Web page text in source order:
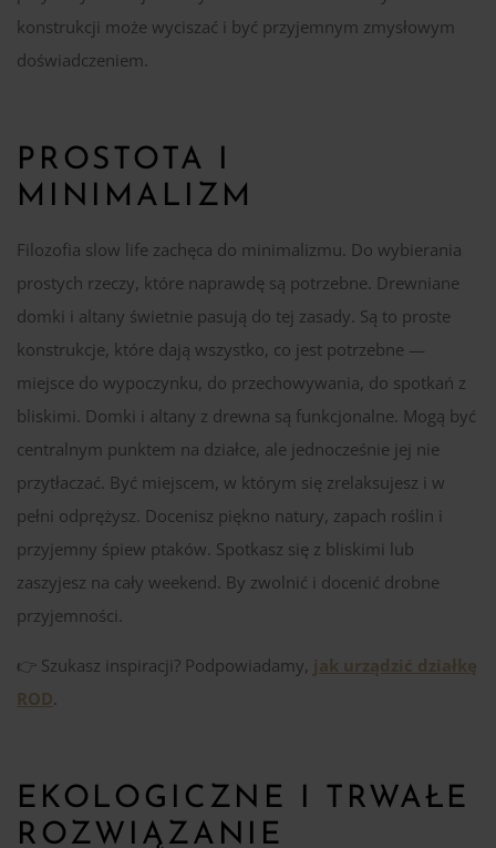
konstrukcji może wyciszać i być przyjemnym zmysłowym
doświadczeniem.
PROSTOTA I
MINIMALIZM
Filozofia slow life zachęca do minimalizmu. Do wybierania
prostych rzeczy, które naprawdę są potrzebne. Drewniane
domki i altany świetnie pasują do tej zasady. Są to proste
konstrukcje, które dają wszystko, co jest potrzebne —
miejsce do wypoczynku, do przechowywania, do spotkań z
bliskimi. Domki i altany z drewna są funkcjonalne. Mogą być
centralnym punktem na działce, ale jednocześnie jej nie
przytłaczać. Być miejscem, w którym się zrelaksujesz i w
pełni odprężysz. Docenisz piękno natury, zapach roślin i
przyjemny śpiew ptaków. Spotkasz się z bliskimi lub
zaszyjesz na cały weekend. By zwolnić i docenić drobne
przyjemności.
👉 Szukasz inspiracji? Podpowiadamy, jak urządzić działkę
ROD
EKOLOGICZNE I TRWAŁE
ROZWIĄZANIE